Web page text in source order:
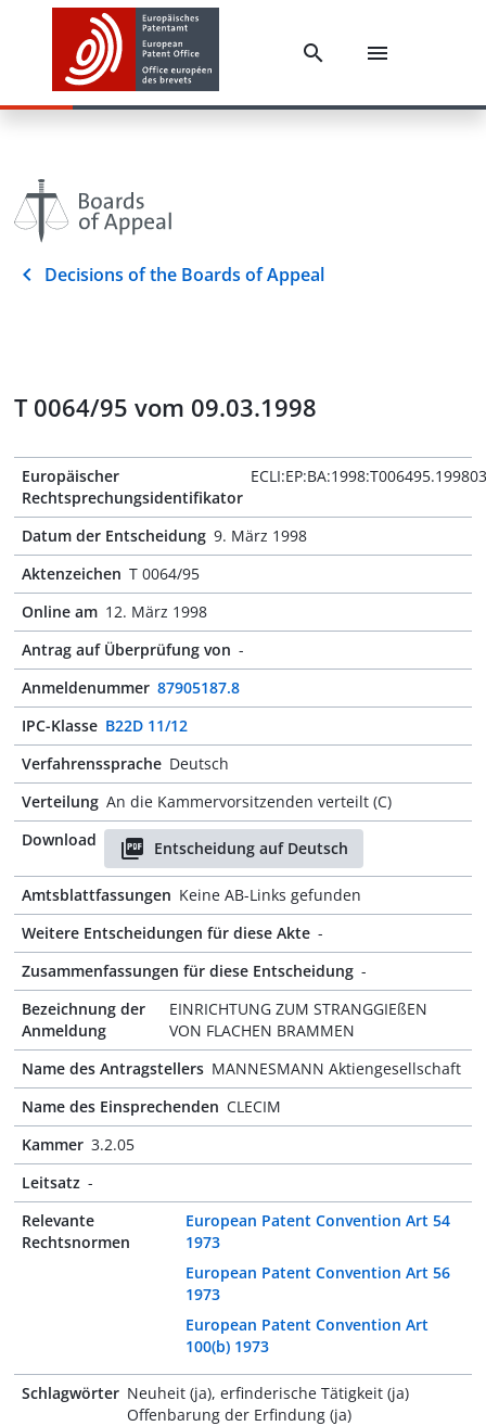
Decisions of the Boards of Appeal
T 0064/95 vom 09.03.1998
Europäischer
Rechtsprechungsidentifikator
Datum der Entscheidung 9. März 1998
Aktenzeichen T 0064/95
Online am 12. März 1998
Antrag auf Überprüfung von -
Anmeldenummer 87905187.8
IPC-Klasse B22D 11/12
Verfahrenssprache Deutsch
Verteilung An die Kammervorsitzenden verteilt (C)
Download
Entscheidung auf Deutsch
Amtsblattfassungen Keine AB-Links gefunden
Weitere Entscheidungen für diese Akte -
Zusammenfassungen für diese Entscheidung -
Bezeichnung der
Anmeldung
EINRICHTUNG ZUM STRANGGIEßEN
VON FLACHEN BRAMMEN
Name des Antragstellers MANNESMANN Aktiengesellschaft
Name des Einsprechenden CLECIM
Kammer 3.2.05
Leitsatz -
Relevante
Rechtsnormen
European Patent Convention Art 54
1973
European Patent Convention Art 56
1973
European Patent Convention Art
100(b) 1973
Schlagwörter Neuheit (ja), erfinderische Tätigkeit (ja)
Offenbarung der Erfindung (ja)